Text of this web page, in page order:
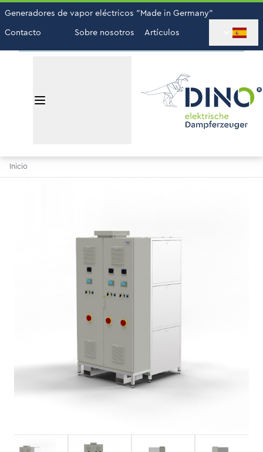
Generadores de vapor eléctricos "Made in Germany"
Contacto
Sobre nosotros Artículos
Inicio